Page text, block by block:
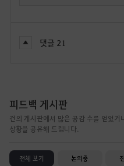
댓글 21
피드백 게시판
건의 게시판에서 많은 공감 수를 얻었
상황을 공유해 드립니다.
전체 보기 논의중